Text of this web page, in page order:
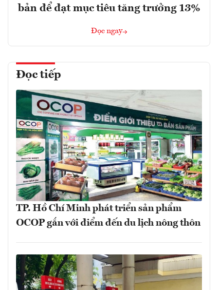
bản để đạt mục tiêu tăng trưởng 13%
Đọc ngay
Đọc tiếp
TP. Hồ Chí Minh phát triển sản phẩm
OCOP gắn với điểm đến du lịch nông thôn